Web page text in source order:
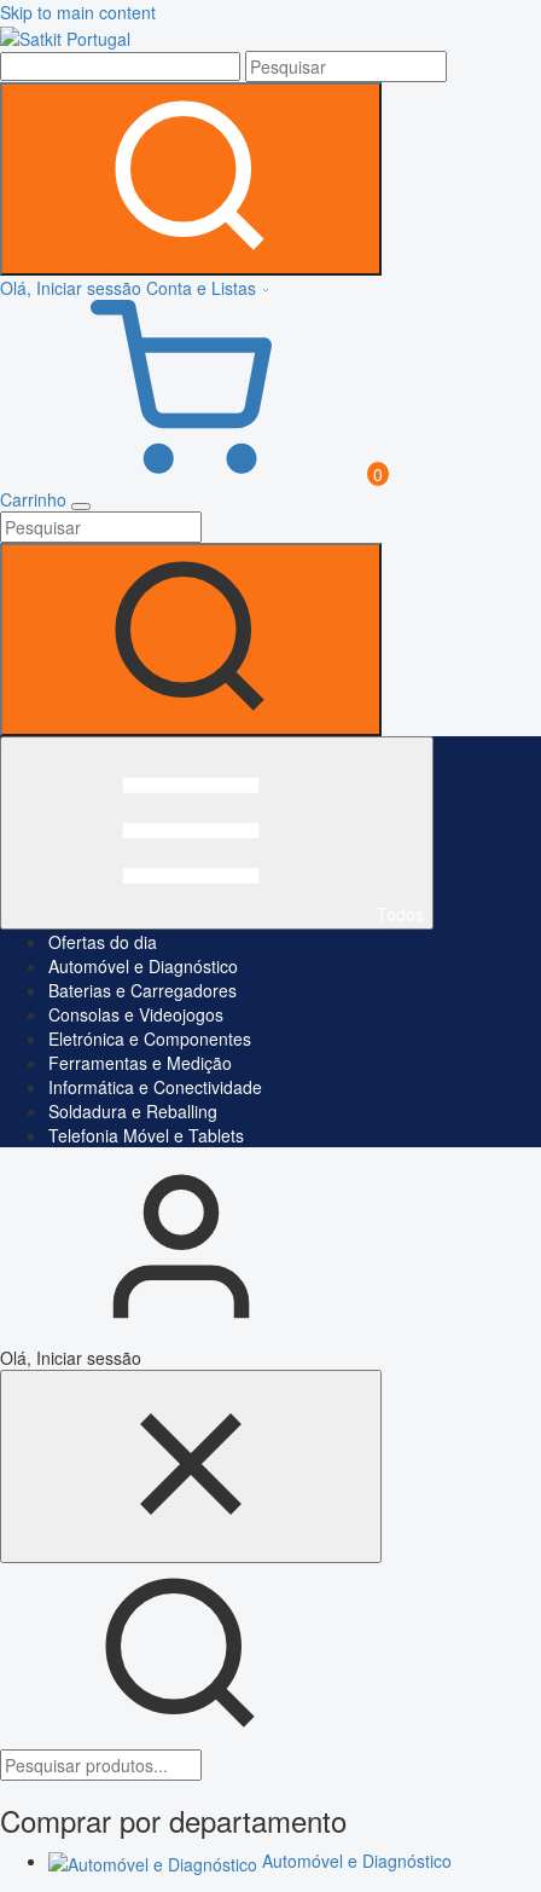
Skip to main content
Olá, Iniciar sessão Conta e Listas
0
Carrinho
Ofertas do dia
Automóvel e Diagnóstico
Baterias e Carregadores
Consolas e Videojogos
Eletrónica e Componentes
Ferramentas e Medição
Informática e Conectividade
Soldadura e Reballing
Telefonia Móvel e Tablets
Olá, Iniciar sessão
Comprar por departamento
Automóvel e Diagnóstico